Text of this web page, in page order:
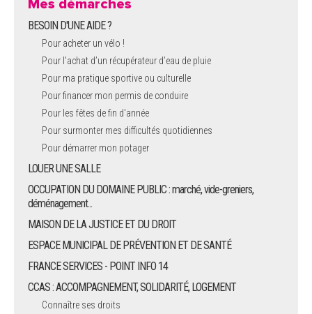
Mes démarches
BESOIN D'UNE AIDE ?
Pour acheter un vélo !
Pour l'achat d’un récupérateur d’eau de pluie
Pour ma pratique sportive ou culturelle
Pour financer mon permis de conduire
Pour les fêtes de fin d'année
Pour surmonter mes difficultés quotidiennes
Pour démarrer mon potager
LOUER UNE SALLE
OCCUPATION DU DOMAINE PUBLIC : marché, vide-greniers,
déménagement...
MAISON DE LA JUSTICE ET DU DROIT
ESPACE MUNICIPAL DE PRÉVENTION ET DE SANTÉ
FRANCE SERVICES - POINT INFO 14
CCAS : ACCOMPAGNEMENT, SOLIDARITÉ, LOGEMENT
Connaître ses droits